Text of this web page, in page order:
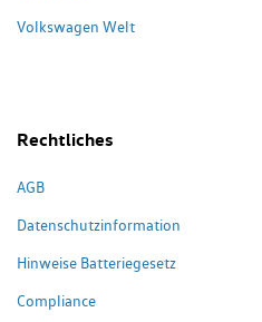
Volkswagen Welt
Rechtliches
AGB
Datenschutzinformation
Hinweise Batteriegesetz
Compliance